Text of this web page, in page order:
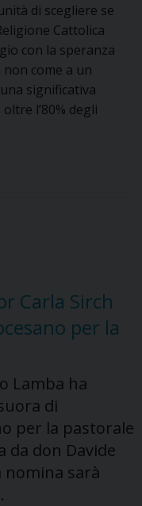
di scegliere se
Cattolica
con la speranza
come a un
significativa
l’80% degli
Carla Sirch
per la
Lamba ha
di
per la pastorale
da don Davide
nomina sarà